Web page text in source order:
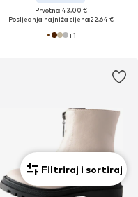
Prvotno: 43,00 €
Posljednja najniža cijena:22,64 €
+1
Filtriraj i sortiraj